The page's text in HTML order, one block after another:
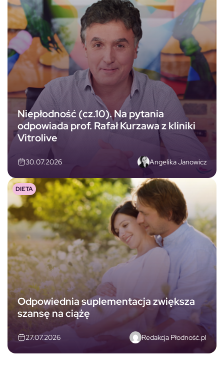
Niepłodność (cz.10). Na pytania
odpowiada prof. Rafał Kurzawa z kliniki
Vitrolive
30.07.2026 Angelika Janowicz
Odpowiednia suplementacja zwiększa
szansę na ciążę
27.07.2026 Redakcja Płodność.pl
DIETA